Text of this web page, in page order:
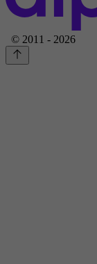
© 2011 - 2026